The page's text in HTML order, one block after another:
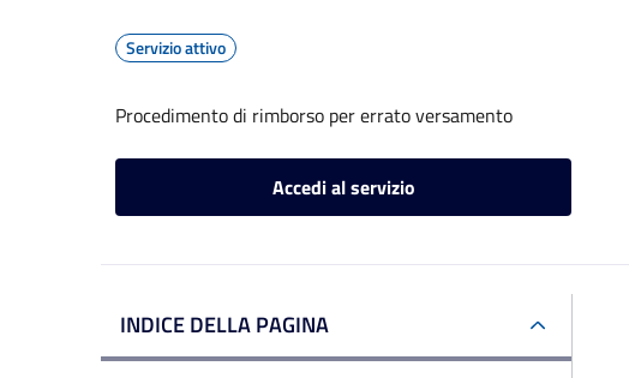
Servizio attivo
Procedimento di rimborso per errato versamento
Accedi al servizio
INDICE DELLA PAGINA